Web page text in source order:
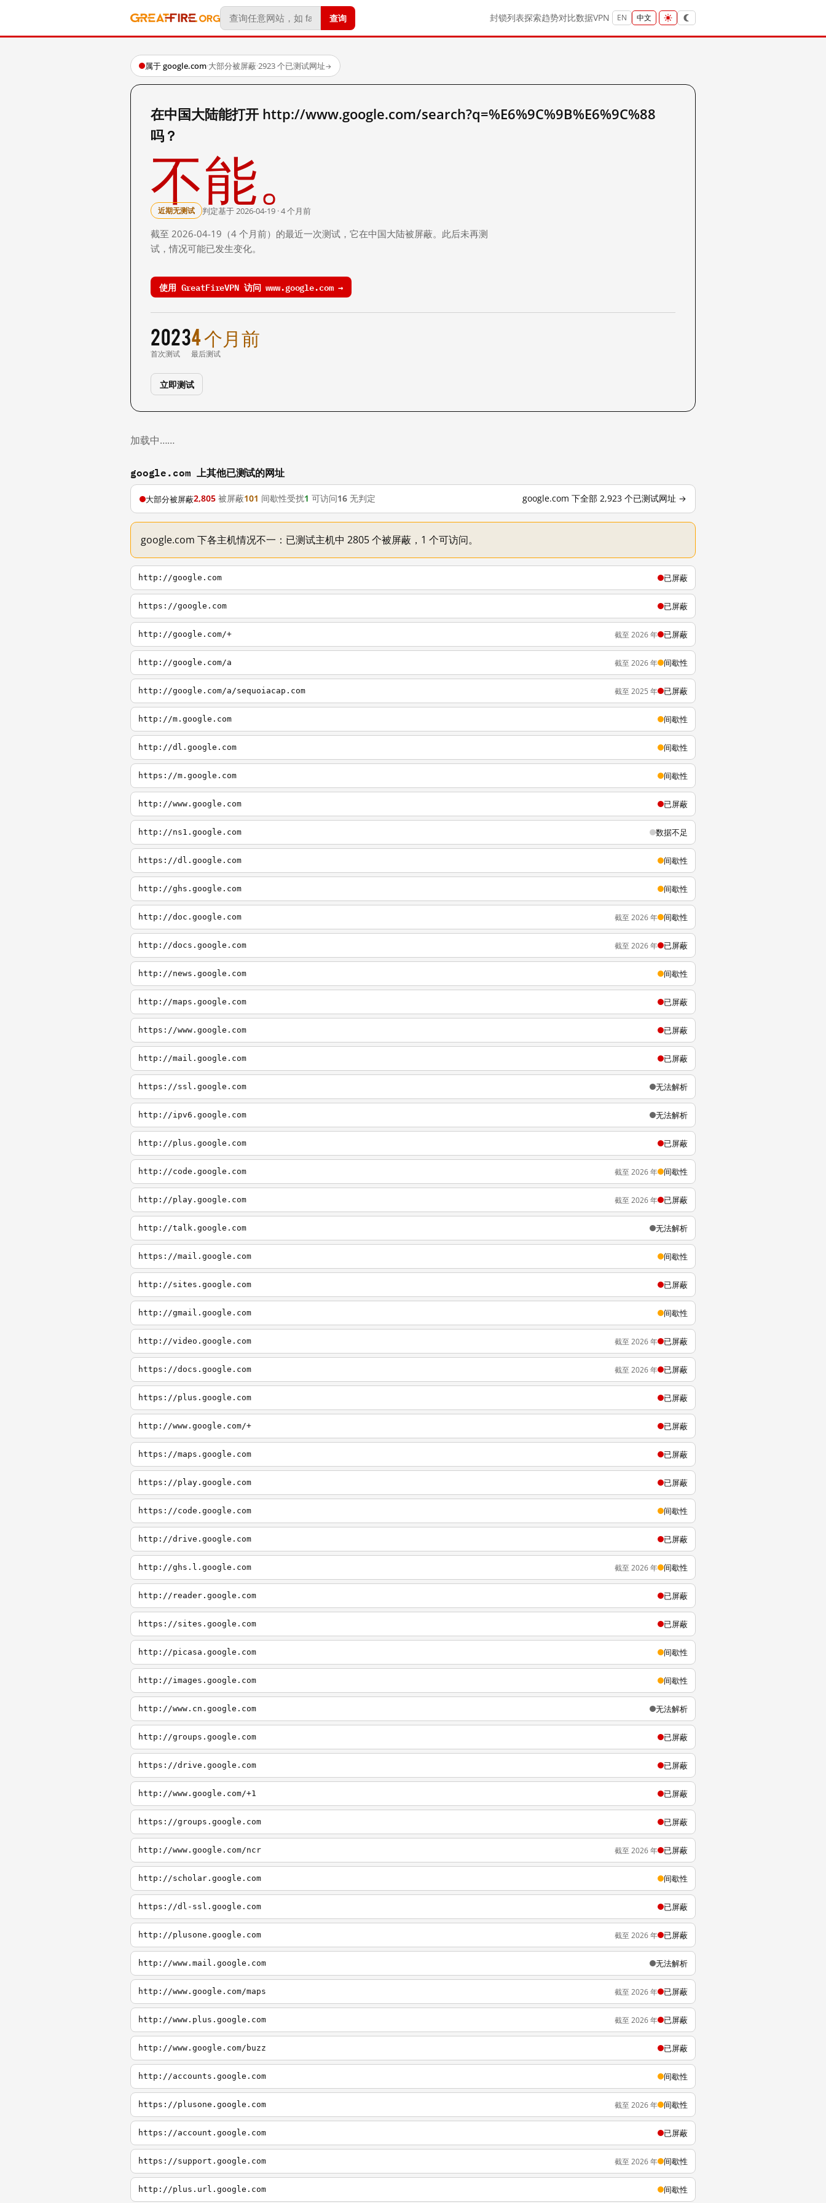
查询 封锁列表探索趋势对比数据VPN EN 中文
属于 google.com·大部分被屏蔽·2923 个已测试网址→
在中国大陆能打开 http://www.google.com/search?q=%E6%9C%9B%E6%9C%88
吗？
不能。
近期无测试 判定基于 2026-04-19 · 4 个月前
截至 2026-04-19（4 个月前）的最近一次测试，它在中国大陆被屏蔽。此后未再测
试，情况可能已发生变化。
使用 GreatFireVPN 访问 www.google.com →
2023
首次测试
4 个月前
最后测试
立即测试
加载中……
google.com 上其他已测试的网址
大部分被屏蔽2,805 被屏蔽101 间歇性受扰1 可访问16 无判定 google.com 下全部 2,923 个已测试网址 →
google.com 下各主机情况不一：已测试主机中 2805 个被屏蔽，1 个可访问。
http://google.com 已屏蔽
https://google.com 已屏蔽
http://google.com/+ 截至 2026 年 已屏蔽
http://google.com/a 截至 2026 年 间歇性
http://google.com/a/sequoiacap.com 截至 2025 年 已屏蔽
http://m.google.com 间歇性
http://dl.google.com 间歇性
https://m.google.com 间歇性
http://www.google.com 已屏蔽
http://ns1.google.com 数据不足
https://dl.google.com 间歇性
http://ghs.google.com 间歇性
http://doc.google.com 截至 2026 年 间歇性
http://docs.google.com 截至 2026 年 已屏蔽
http://news.google.com 间歇性
http://maps.google.com 已屏蔽
https://www.google.com 已屏蔽
http://mail.google.com 已屏蔽
https://ssl.google.com 无法解析
http://ipv6.google.com 无法解析
http://plus.google.com 已屏蔽
http://code.google.com 截至 2026 年 间歇性
http://play.google.com 截至 2026 年 已屏蔽
http://talk.google.com 无法解析
https://mail.google.com 间歇性
http://sites.google.com 已屏蔽
http://gmail.google.com 间歇性
http://video.google.com 截至 2026 年 已屏蔽
https://docs.google.com 截至 2026 年 已屏蔽
https://plus.google.com 已屏蔽
http://www.google.com/+ 已屏蔽
https://maps.google.com 已屏蔽
https://play.google.com 已屏蔽
https://code.google.com 间歇性
http://drive.google.com 已屏蔽
http://ghs.l.google.com 截至 2026 年 间歇性
http://reader.google.com 已屏蔽
https://sites.google.com 已屏蔽
http://picasa.google.com 间歇性
http://images.google.com 间歇性
http://www.cn.google.com 无法解析
http://groups.google.com 已屏蔽
https://drive.google.com 已屏蔽
http://www.google.com/+1 已屏蔽
https://groups.google.com 已屏蔽
http://www.google.com/ncr 截至 2026 年 已屏蔽
http://scholar.google.com 间歇性
https://dl-ssl.google.com 已屏蔽
http://plusone.google.com 截至 2026 年 已屏蔽
http://www.mail.google.com 无法解析
http://www.google.com/maps 截至 2026 年 已屏蔽
http://www.plus.google.com 截至 2026 年 已屏蔽
http://www.google.com/buzz 已屏蔽
http://accounts.google.com 间歇性
https://plusone.google.com 截至 2026 年 间歇性
https://account.google.com 已屏蔽
https://support.google.com 截至 2026 年 间歇性
http://plus.url.google.com 间歇性